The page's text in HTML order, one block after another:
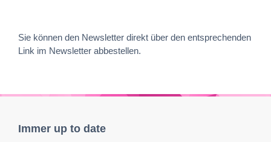
Sie können den Newsletter direkt über den entsprechenden
Link im Newsletter abbestellen.
Immer up to date